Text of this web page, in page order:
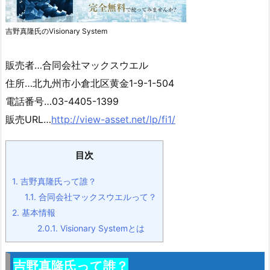
吉野真隆氏のVisionary System
販売者…合同会社マックスウエル
住所…北九州市小倉北区黄金1-9-1-504
電話番号…03-4405-1399
販売URL…http://view-asset.net/lp/fi1/
目次
1. 吉野真隆氏って誰？
1.1. 合同会社マックスウエルって？
2. 基本情報
2.0.1. Visionary Systemとは
吉野真隆氏って誰？